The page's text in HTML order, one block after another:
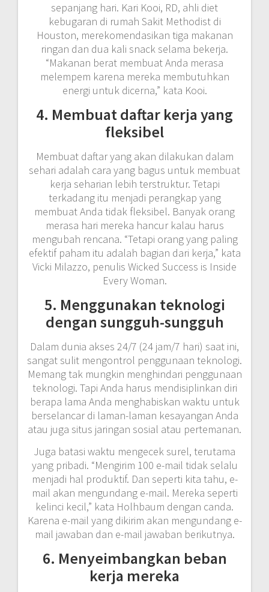
sepanjang hari. Kari Kooi, RD, ahli diet
kebugaran di rumah Sakit Methodist di
Houston, merekomendasikan tiga makanan
ringan dan dua kali snack selama bekerja.
“Makanan berat membuat Anda merasa
melempem karena mereka membutuhkan
energi untuk dicerna,” kata Kooi.
4. Membuat daftar kerja yang
fleksibel
Membuat daftar yang akan dilakukan dalam
sehari adalah cara yang bagus untuk membuat
kerja seharian lebih terstruktur. Tetapi
terkadang itu menjadi perangkap yang
membuat Anda tidak fleksibel. Banyak orang
merasa hari mereka hancur kalau harus
mengubah rencana. “Tetapi orang yang paling
efektif paham itu adalah bagian dari kerja,” kata
Vicki Milazzo, penulis Wicked Success is Inside
Every Woman.
5. Menggunakan teknologi
dengan sungguh-sungguh
Dalam dunia akses 24/7 (24 jam/7 hari) saat ini,
sangat sulit mengontrol penggunaan teknologi.
Memang tak mungkin menghindari penggunaan
teknologi. Tapi Anda harus mendisiplinkan diri
berapa lama Anda menghabiskan waktu untuk
berselancar di laman-laman kesayangan Anda
atau juga situs jaringan sosial atau pertemanan.
Juga batasi waktu mengecek surel, terutama
yang pribadi. “Mengirim 100 e-mail tidak selalu
menjadi hal produktif. Dan seperti kita tahu, e-
mail akan mengundang e-mail. Mereka seperti
kelinci kecil,” kata Holhbaum dengan canda.
Karena e-mail yang dikirim akan mengundang e-
mail jawaban dan e-mail jawaban berikutnya.
6. Menyeimbangkan beban
kerja mereka